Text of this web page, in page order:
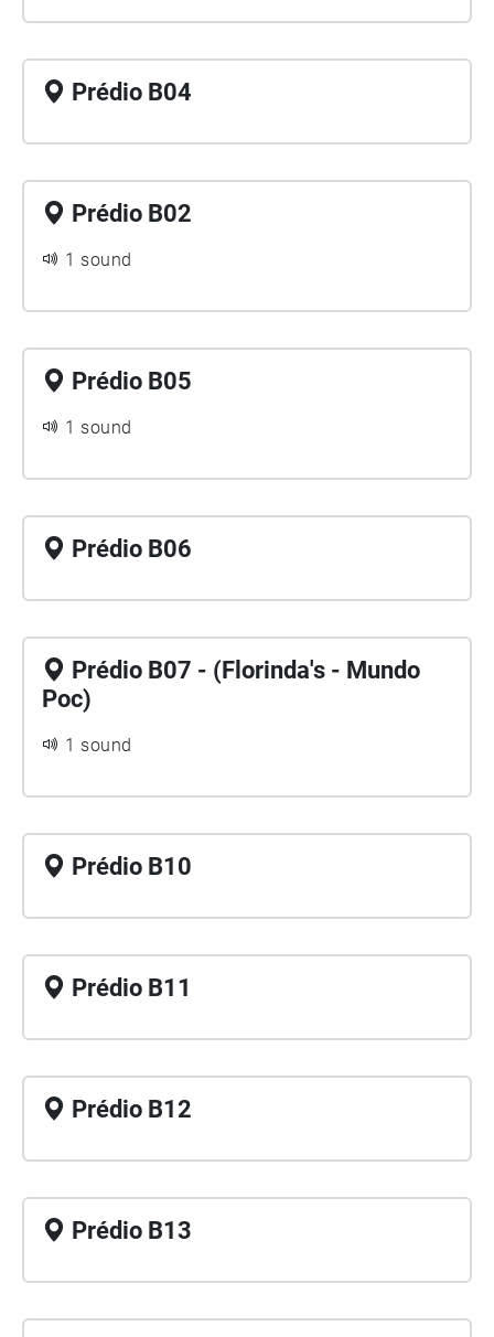
Prédio B04
Prédio B02
1 sound
Prédio B05
1 sound
Prédio B06
Prédio B07 - (Florinda's - Mundo
Poc)
1 sound
Prédio B10
Prédio B11
Prédio B12
Prédio B13